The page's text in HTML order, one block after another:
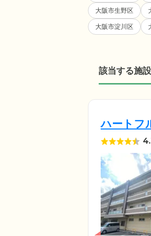
大阪市生野区
大阪市淀川区
該当する施
ハートフ